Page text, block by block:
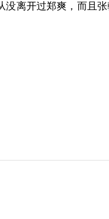
离开过郑爽，而且